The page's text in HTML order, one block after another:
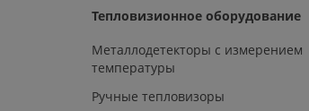
Тепловизионное оборудование
Металлодетекторы с измерением
температуры
Ручные тепловизоры